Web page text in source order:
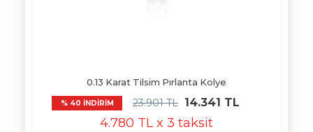
0.13 Karat Tilsim Pırlanta Kolye
% 40 İNDİRİM 23.901 TL 14.341 TL
4.780 TL x 3 taksit